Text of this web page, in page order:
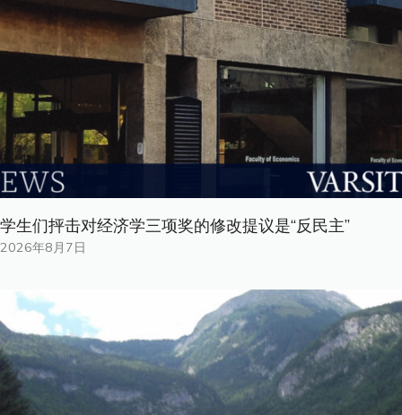
学生们抨击对经济学三项奖的修改提议是“反民主”
2026年8月7日